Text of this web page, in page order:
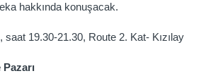
hakkında konuşacak.
saat 19.30-21.30, Route 2. Kat- Kızılay